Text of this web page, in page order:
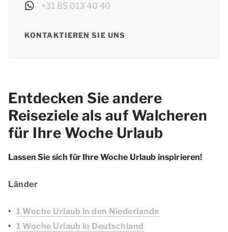
+31 85 013 40 40
KONTAKTIEREN SIE UNS
Entdecken Sie andere
Reiseziele als auf Walcheren
für Ihre Woche Urlaub
Lassen Sie sich für Ihre Woche Urlaub inspirieren!
Länder
1 Woche Urlaub in den Niederlande
1 Woche Urlaub in Deutschland